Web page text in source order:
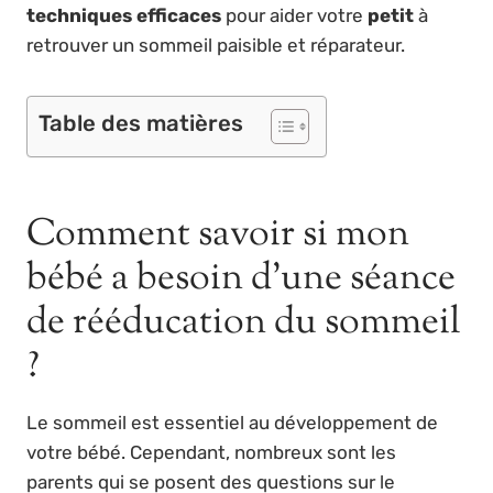
techniques efficaces pour aider votre petit à
retrouver un sommeil paisible et réparateur.
Table des matières
Comment savoir si mon
bébé a besoin d’une séance
de rééducation du sommeil
?
Le sommeil est essentiel au développement de
votre bébé. Cependant, nombreux sont les
parents qui se posent des questions sur le